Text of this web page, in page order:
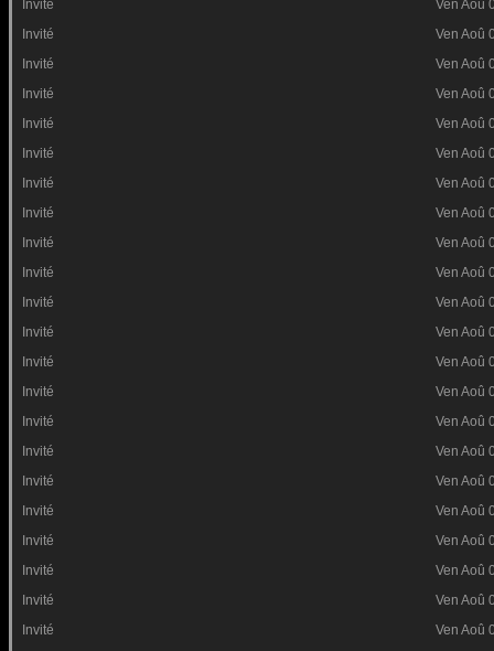
Invité
Ven Aoû
Invité
Ven Aoû
Invité
Ven Aoû
Invité
Ven Aoû
Invité
Ven Aoû
Invité
Ven Aoû
Invité
Ven Aoû
Invité
Ven Aoû
Invité
Ven Aoû
Invité
Ven Aoû
Invité
Ven Aoû
Invité
Ven Aoû
Invité
Ven Aoû
Invité
Ven Aoû
Invité
Ven Aoû
Invité
Ven Aoû
Invité
Ven Aoû
Invité
Ven Aoû
Invité
Ven Aoû
Invité
Ven Aoû
Invité
Ven Aoû
Invité
Ven Aoû